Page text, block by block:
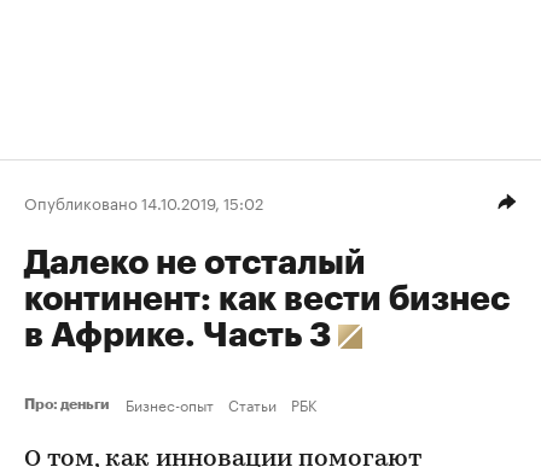
Опубликовано 14.10.2019, 15:02
Далеко не отсталый
континент: как вести бизнес
в Африке. Часть 3
Про: деньги Бизнес-опыт Статьи РБК
О том, как инновации помогают